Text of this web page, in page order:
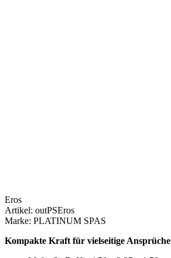
Eros
Artikel: outPSEros
Marke: PLATINUM SPAS
Kompakte Kraft für vielseitige Ansprüche